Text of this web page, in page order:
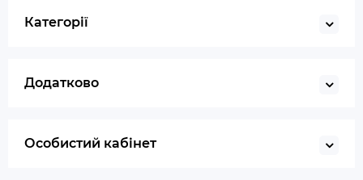
Категорії
Додатково
Особистий кабінет